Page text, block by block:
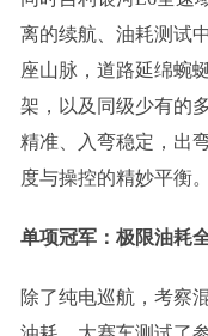
离的续航、油耗测试
座山脉，道路延绵蜿
架，以及同级少有的
精准、入弯稳定，出
度与操控的精妙平衡。
单项冠军：极限油耗
除了纯电巡航，考察